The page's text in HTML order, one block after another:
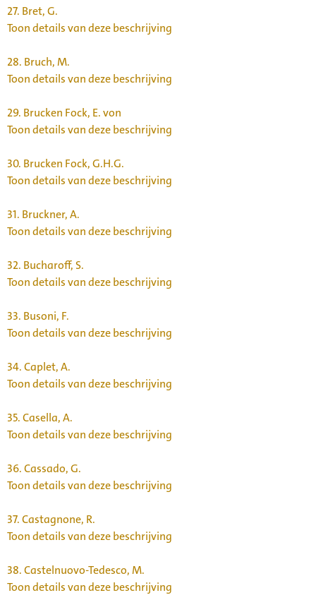
27. Bret, G.
Toon details van deze beschrijving
28. Bruch, M.
Toon details van deze beschrijving
29. Brucken Fock, E. von
Toon details van deze beschrijving
30. Brucken Fock, G.H.G.
Toon details van deze beschrijving
31. Bruckner, A.
Toon details van deze beschrijving
32. Bucharoff, S.
Toon details van deze beschrijving
33. Busoni, F.
Toon details van deze beschrijving
34.Caplet, A.
Toon details van deze beschrijving
35.Casella, A.
Toon details van deze beschrijving
36.Cassado, G.
Toon details van deze beschrijving
37.Castagnone, R.
Toon details van deze beschrijving
38.Castelnuovo-Tedesco, M.
Toon details van deze beschrijving